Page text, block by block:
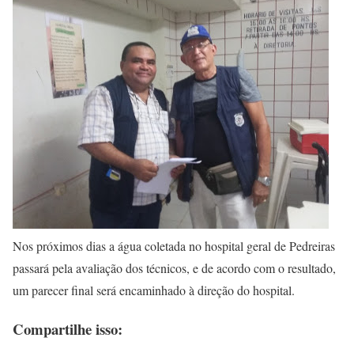
Nos próximos dias a água coletada no hospital geral de Pedreiras
passará pela avaliação dos técnicos, e de acordo com o resultado,
um parecer final será encaminhado à direção do hospital.
Compartilhe isso: